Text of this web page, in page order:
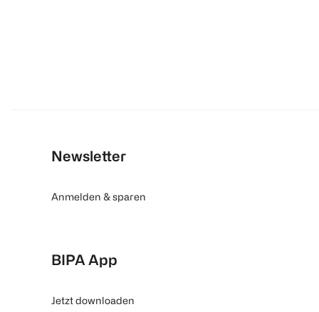
Newsletter
Anmelden & sparen
BIPA App
Jetzt downloaden